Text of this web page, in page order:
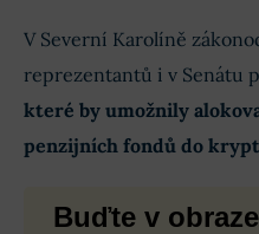
V Severní Karolíně
reprezentantů i v Senátu
které by umožnily
penzijních fondů do
Buďte v